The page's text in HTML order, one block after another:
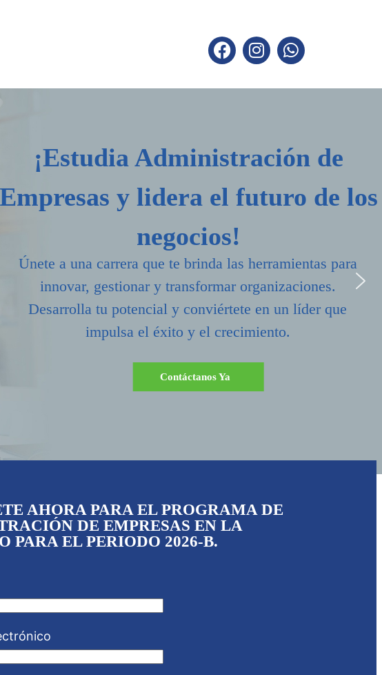
Únete a una carrera que te brinda las herramientas para
innovar, gestionar y transformar organizaciones.
Desarrolla tu potencial y conviértete en un líder que
impulsa el éxito y el crecimiento.
Contáctanos Ya
¡Estudia Administración de
Empresas y lidera el futuro de los
negocios!
AHORA PARA EL PROGRAMA DE
DE EMPRESAS EN LA
PARA EL PERIODO 2026-B.